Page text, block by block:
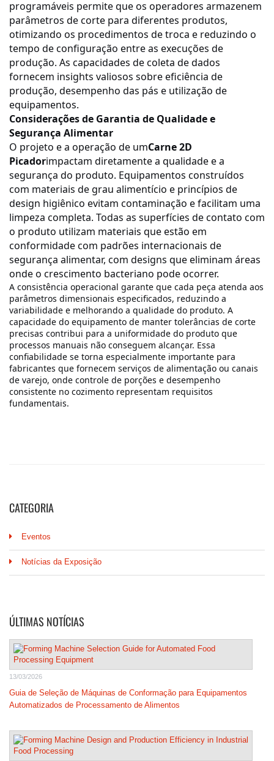
CATEGORIA
Eventos
Notícias da Exposição
ÚLTIMAS NOTÍCIAS
13/03/2026
Guia de Seleção de Máquinas de Conformação para Equipamentos
Automatizados de Processamento de Alimentos